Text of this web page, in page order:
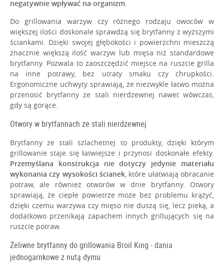
negatywnie wpływać na organizm.
Do grillowania warzyw czy różnego rodzaju owoców w
większej ilości doskonale sprawdzą się brytfanny z wyższymi
ściankami. Dzięki swojej głębokości i powierzchni mieszczą
znacznie większą ilość warzyw lub mięsa niż standardowe
brytfanny. Pozwala to zaoszczędzić miejsce na ruszcie grilla
na inne potrawy, bez utraty smaku czy chrupkości.
Ergonomiczne uchwyty sprawiają, że niezwykle łatwo można
przenosić brytfanny ze stali nierdzewnej nawet wówczas,
gdy są gorące.
Otwory w brytfannach ze stali nierdzewnej
Brytfanny ze stali szlachetnej to produkty, dzięki którym
grillowanie staje się łatwiejsze i przynosi doskonałe efekty.
Przemyślana konstrukcja nie dotyczy jedynie materiału
wykonania czy wysokości ścianek, które ułatwiają obracanie
potraw, ale również otworów w dnie brytfanny. Otwory
sprawiają, że ciepłe powietrze może bez problemu krążyć,
dzięki czemu warzywa czy mięso nie duszą się, lecz pieką, a
dodatkowo przenikają zapachem innych grillujących się na
ruszcie potraw.
Żeliwne brytfanny do grillowania Broil King - dania
jednogarnkowe z nutą dymu